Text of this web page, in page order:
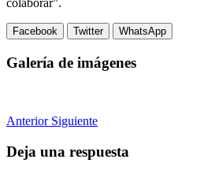
Facebook Twitter WhatsApp
Galería de imágenes
Anterior Siguiente
Deja una respuesta